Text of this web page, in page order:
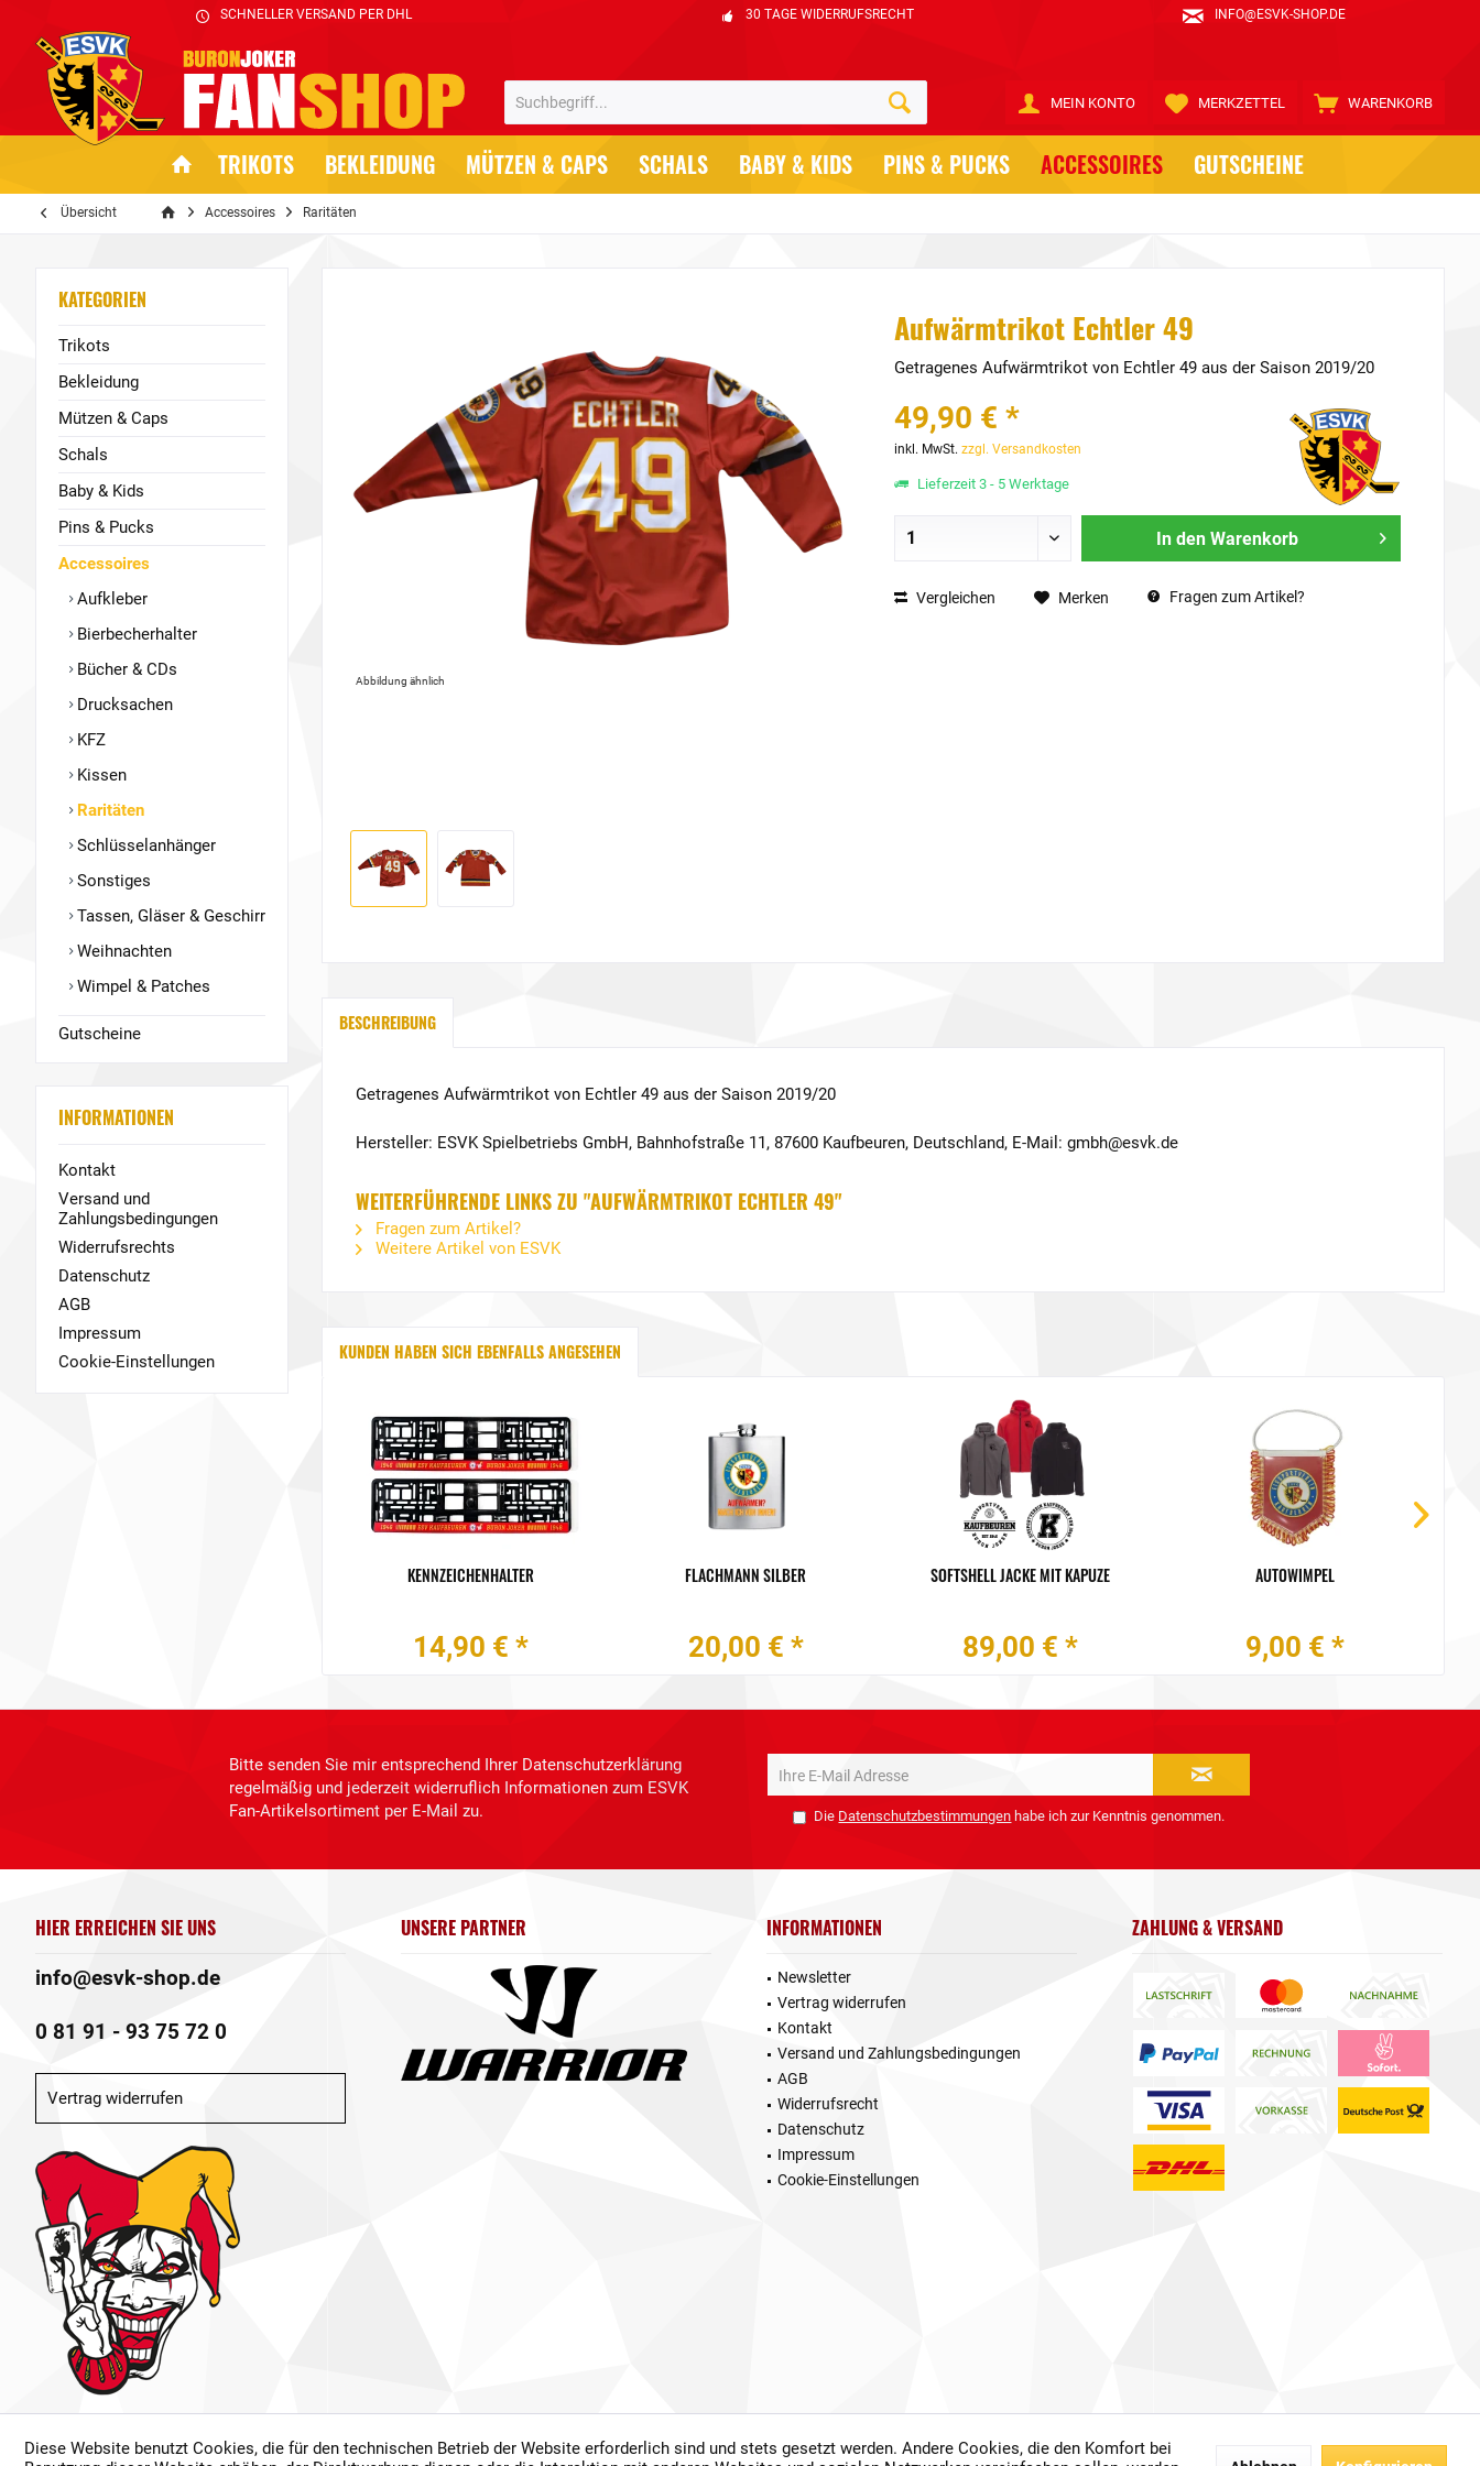
SCHNELLER VERSAND PER DHL 30 TAGE WIDERRUFSRECHT INFO@ESVK-SHOP.DE
WARENKORB
MERKZETTEL
MEIN KONTO
TRIKOTS BEKLEIDUNG MÜTZEN & CAPS SCHALS BABY & KIDS PINS & PUCKS ACCESSOIRES GUTSCHEINE
Übersicht Accessoires Raritäten
KATEGORIEN
Trikots
Bekleidung
Mützen & Caps
Schals
Baby & Kids
Pins & Pucks
Accessoires
Aufkleber
Bierbecherhalter
Bücher & CDs
Drucksachen
KFZ
Kissen
Raritäten
Schlüsselanhänger
Sonstiges
Tassen, Gläser & Geschirr
Weihnachten
Wimpel & Patches
Gutscheine
INFORMATIONEN
Kontakt
Versand und
Zahlungsbedingungen
Widerrufsrechts
Datenschutz
AGB
Impressum
Cookie-Einstellungen
Abbildung ähnlich
Aufwärmtrikot Echtler 49
Getragenes Aufwärmtrikot von Echtler 49 aus der Saison 2019/20
49,90 € *
inkl. MwSt. zzgl. Versandkosten
Lieferzeit 3 - 5 Werktage
In den Warenkorb
Vergleichen Merken Fragen zum Artikel?
BESCHREIBUNG
Getragenes Aufwärmtrikot von Echtler 49 aus der Saison 2019/20
Hersteller: ESVK Spielbetriebs GmbH, Bahnhofstraße 11, 87600 Kaufbeuren, Deutschland, E-Mail: gmbh@esvk.de
WEITERFÜHRENDE LINKS ZU "AUFWÄRMTRIKOT ECHTLER 49"
Fragen zum Artikel?
Weitere Artikel von ESVK
KUNDEN HABEN SICH EBENFALLS ANGESEHEN
KENNZEICHENHALTER
14,90 € *
FLACHMANN SILBER
20,00 € *
SOFTSHELL JACKE MIT KAPUZE
89,00 € *
AUTOWIMPEL
9,00 € *
Bitte senden Sie mir entsprechend Ihrer Datenschutzerklärung
regelmäßig und jederzeit widerruflich Informationen zum ESVK
Fan-Artikelsortiment per E-Mail zu.
Die Datenschutzbestimmungen habe ich zur Kenntnis genommen.
HIER ERREICHEN SIE UNS
info@esvk-shop.de
0 81 91 - 93 75 72 0
Vertrag widerrufen
UNSERE PARTNER INFORMATIONEN
Newsletter
Vertrag widerrufen
Kontakt
Versand und Zahlungsbedingungen
AGB
Widerrufsrecht
Datenschutz
Impressum
Cookie-Einstellungen
ZAHLUNG & VERSAND
* Alle Preise inkl. gesetzl. Mehrwertsteuer zzgl.Versandkostenund ggf. Nachnahmegebühren, wenn nicht anders beschrieben.
Diese Website benutzt Cookies, die für den technischen Betrieb der Website erforderlich sind und stets gesetzt werden. Andere Cookies, die den Komfort bei